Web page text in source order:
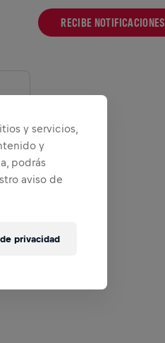
RECIBE NOTIFICACIONES
y servicios,
y
podrás
aviso de
privacidad